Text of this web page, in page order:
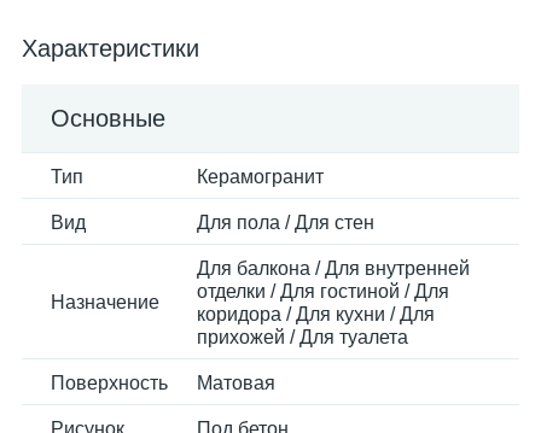
Характеристики
Основные
Тип Керамогранит
Вид Для пола / Для стен
Назначение
Для балкона / Для внутренней
отделки / Для гостиной / Для
коридора / Для кухни / Для
прихожей / Для туалета
Поверхность Матовая
Рисунок Под бетон